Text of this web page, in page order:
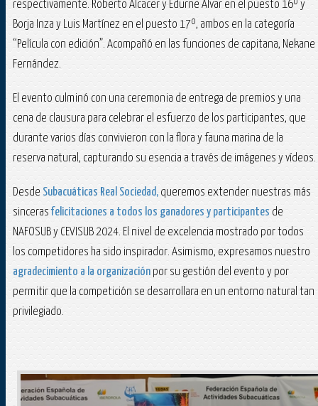
respectivamente. Roberto Alcacer y Edurne Alvar en el puesto 16º y
Borja Inza y Luis Martínez en el puesto 17º, ambos en la categoría
“Película con edición”. Acompañó en las funciones de capitana, Nekane
Fernández.
El evento culminó con una ceremonia de entrega de premios y una
cena de clausura para celebrar el esfuerzo de los participantes, que
durante varios días convivieron con la flora y fauna marina de la
reserva natural, capturando su esencia a través de imágenes y vídeos​.
Desde Subacuáticas Real Sociedad, queremos extender nuestras más
sincerasfelicitaciones a todos los ganadores y participantes de
NAFOSUB y CEVISUB 2024. El nivel de excelencia mostrado por todos
los competidores ha sido inspirador. Asimismo, expresamos nuestro
agradecimiento a la organización por su gestión del evento y por
permitir que la competición se desarrollara en un entorno natural tan
privilegiado.